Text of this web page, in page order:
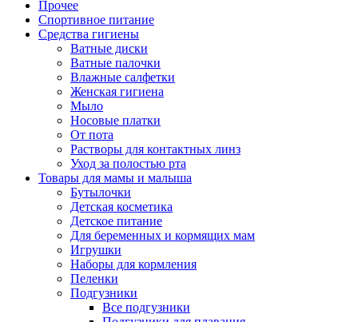
Прочее
Спортивное питание
Средства гигиены
Ватные диски
Ватные палочки
Влажные салфетки
Женская гигиена
Мыло
Носовые платки
От пота
Растворы для контактных линз
Уход за полостью рта
Товары для мамы и малыша
Бутылочки
Детская косметика
Детское питание
Для беременных и кормящих мам
Игрушки
Наборы для кормления
Пеленки
Подгузники
Все подгузники